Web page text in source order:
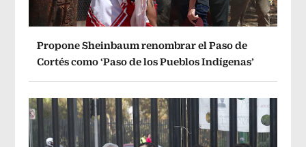
Propone Sheinbaum renombrar el Paso de
Cortés como ‘Paso de los Pueblos Indígenas’